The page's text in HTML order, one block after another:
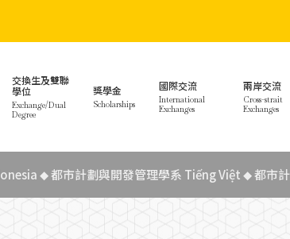
交換生及雙聯
學位
Exchange/Dual
Degree
獎學金
Scholarships
國際交流
International
Exchanges
兩岸交流
Cross-strait
Exchanges
◆都市計劃與開發管理學系 Tiếng Việt ◆都市